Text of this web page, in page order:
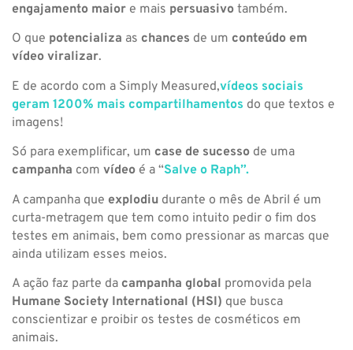
engajamento maior e mais persuasivo também.
O que potencializa as chances de um conteúdo em
vídeo viralizar.
E de acordo com a Simply Measured,vídeos sociais
geram 1200% mais compartilhamentos do que textos e
imagens!
Só para exemplificar, um case de sucesso de uma
campanha com vídeo é a “Salve o Raph”.
A campanha que explodiu durante o mês de Abril é um
curta-metragem que tem como intuito pedir o fim dos
testes em animais, bem como pressionar as marcas que
ainda utilizam esses meios.
A ação faz parte da campanha global promovida pela
Humane Society International (HSI) que busca
conscientizar e proibir os testes de cosméticos em
animais.